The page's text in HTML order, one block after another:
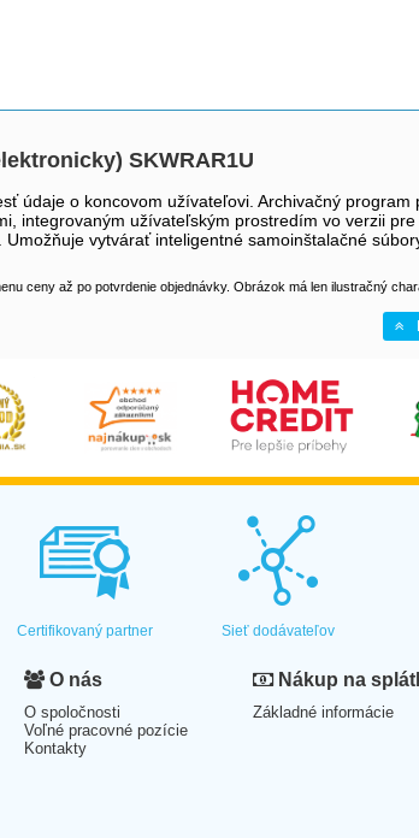
SKWRAR1U
údaje o koncovom užívateľovi. Archivačný
integrovaným užívateľským prostredím vo verzii
vytvárať inteligentné samoinštalačné
ceny až po potvrdenie objednávky. Obrázok má len ilustračný
Certifikovaný partner Sieť dodávateľov
O nás
O spoločnosti
Voľné pracovné pozície
Kontakty
Nákup na
Základné informácie